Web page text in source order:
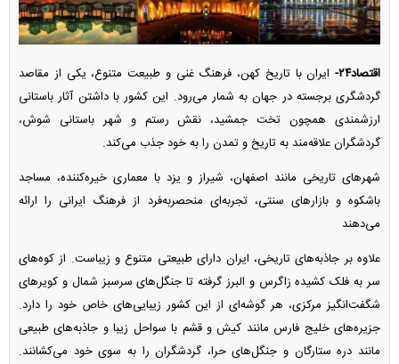
اقتصاد۲۴-
ایران با تاریخ کهن، فرهنگ غنی و طبیعت متنوع، یکی از مقاصد
گردشگری برجسته در جهان به شمار می‌رود. این کشور با داشتن آثار باستانی
ارزشمندی همچون تخت جمشید، نقش رستم و شهر باستانی شوش،
گردشگران علاقه‌مند به تاریخ و تمدن را به خود جذب می‌کند.
شهر‌های تاریخی مانند اصفهان، شیراز و یزد با معماری خیره‌کننده، مساجد
باشکوه و بازار‌های سنتی، تجربه‌ای منحصر‌به‌فرد از فرهنگ ایرانی را ارائه
می‌دهند
علاوه بر جاذبه‌های تاریخی، ایران دارای طبیعتی متنوع و زیباست. از کوه‌های
سر به فلک کشیده زاگرس و البرز گرفته تا جنگل‌های سرسبز شمال و کویر‌های
شگفت‌انگیز مرکزی، هر گوشه‌ای از این کشور زیبایی‌های خاص خود را دارد.
جزیره‌های خلیج فارس مانند کیش و قشم با سواحل زیبا و جاذبه‌های طبیعی
مانند دره ستارگان و جنگل‌های حرا، گردشگران را به سوی خود می‌کشانند.